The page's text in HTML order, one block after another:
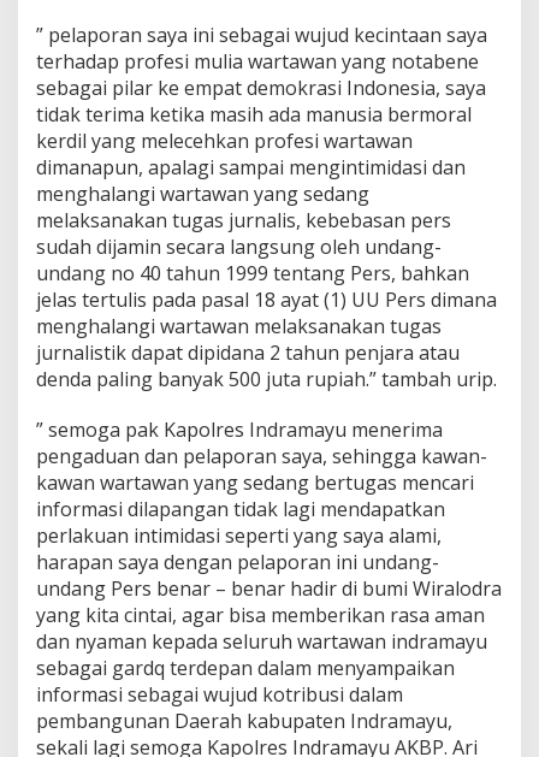
” pelaporan saya ini sebagai wujud kecintaan saya
terhadap profesi mulia wartawan yang notabene
sebagai pilar ke empat demokrasi Indonesia, saya
tidak terima ketika masih ada manusia bermoral
kerdil yang melecehkan profesi wartawan
dimanapun, apalagi sampai mengintimidasi dan
menghalangi wartawan yang sedang
melaksanakan tugas jurnalis, kebebasan pers
sudah dijamin secara langsung oleh undang-
undang no 40 tahun 1999 tentang Pers, bahkan
jelas tertulis pada pasal 18 ayat (1) UU Pers dimana
menghalangi wartawan melaksanakan tugas
jurnalistik dapat dipidana 2 tahun penjara atau
denda paling banyak 500 juta rupiah.” tambah urip.
” semoga pak Kapolres Indramayu menerima
pengaduan dan pelaporan saya, sehingga kawan-
kawan wartawan yang sedang bertugas mencari
informasi dilapangan tidak lagi mendapatkan
perlakuan intimidasi seperti yang saya alami,
harapan saya dengan pelaporan ini undang-
undang Pers benar – benar hadir di bumi Wiralodra
yang kita cintai, agar bisa memberikan rasa aman
dan nyaman kepada seluruh wartawan indramayu
sebagai gardq terdepan dalam menyampaikan
informasi sebagai wujud kotribusi dalam
pembangunan Daerah kabupaten Indramayu,
sekali lagi semoga Kapolres Indramayu AKBP. Ari